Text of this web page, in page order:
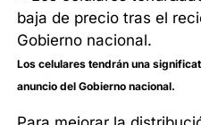
Los celulares tendrán una
anuncio del Gobierno nacional.